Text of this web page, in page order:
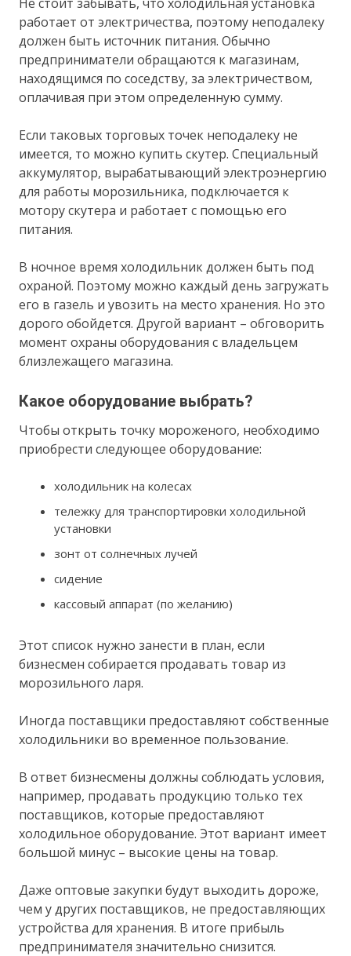
работает от электричества, поэтому неподалеку
должен быть источник питания. Обычно
предприниматели обращаются к магазинам,
находящимся по соседству, за электричеством,
оплачивая при этом определенную сумму.
Если таковых торговых точек неподалеку не
имеется, то можно купить скутер. Специальный
аккумулятор, вырабатывающий электроэнергию
для работы морозильника, подключается к
мотору скутера и работает с помощью его
питания.
В ночное время холодильник должен быть под
охраной. Поэтому можно каждый день загружать
его в газель и увозить на место хранения. Но это
дорого обойдется. Другой вариант – обговорить
момент охраны оборудования с владельцем
близлежащего магазина.
Какое оборудование выбрать?
Чтобы открыть точку мороженого, необходимо
приобрести следующее оборудование:
холодильник на колесах
тележку для транспортировки холодильной
установки
зонт от солнечных лучей
сидение
кассовый аппарат (по желанию)
Этот список нужно занести в план, если
бизнесмен собирается продавать товар из
морозильного ларя.
Иногда поставщики предоставляют собственные
холодильники во временное пользование.
В ответ бизнесмены должны соблюдать условия,
например, продавать продукцию только тех
поставщиков, которые предоставляют
холодильное оборудование. Этот вариант имеет
большой минус – высокие цены на товар.
Даже оптовые закупки будут выходить дороже,
чем у других поставщиков, не предоставляющих
устройства для хранения. В итоге прибыль
предпринимателя значительно снизится.